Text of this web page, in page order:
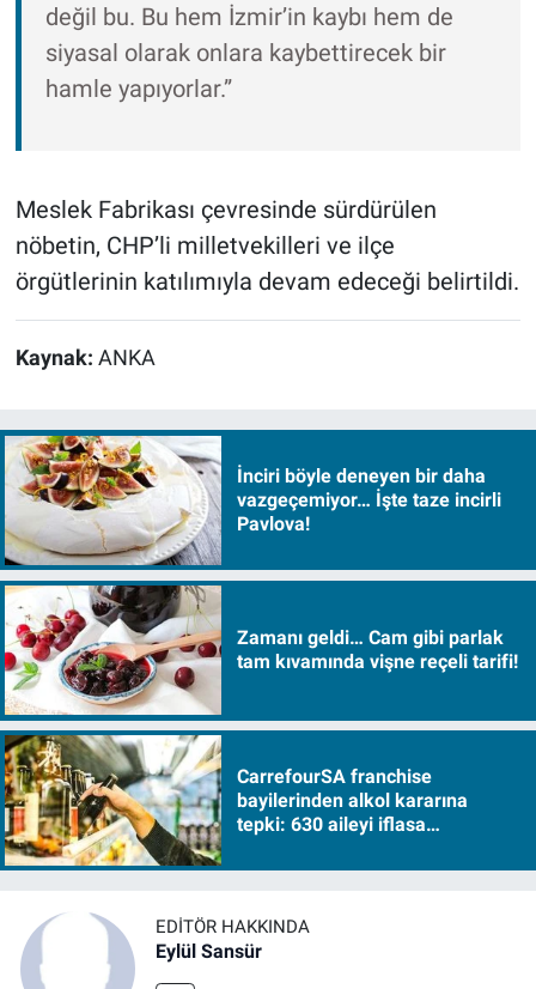
değil bu. Bu hem İzmir’in kaybı hem de
siyasal olarak onlara kaybettirecek bir
hamle yapıyorlar.”
Meslek Fabrikası çevresinde sürdürülen
nöbetin, CHP’li milletvekilleri ve ilçe
örgütlerinin katılımıyla devam edeceği belirtildi.
Kaynak: ANKA
İnciri böyle deneyen bir daha
vazgeçemiyor… İşte taze incirli
Pavlova!
Zamanı geldi… Cam gibi parlak
tam kıvamında vişne reçeli tarifi!
CarrefourSA franchise
bayilerinden alkol kararına
tepki: 630 aileyi iflasa
EDITÖR HAKKINDA
Eylül Sansür